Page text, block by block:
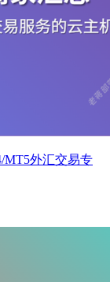
MT5外汇交易专